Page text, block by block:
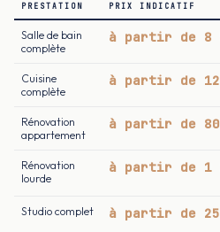
PRESTATION PRIX INDICATIF
Salle de bain
complète
à partir de 8
Cuisine
complète
à partir de 12
Rénovation
appartement
à partir de
Rénovation
lourde
à partir de 1
Studio complet à partir de 25